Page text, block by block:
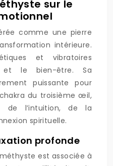
sur le
comme une pierre
intérieure.
et vibratoires
et le bien-être. Sa
puissante pour
du troisième œil,
de l’intuition, de la
spirituelle.
profonde
est associée à